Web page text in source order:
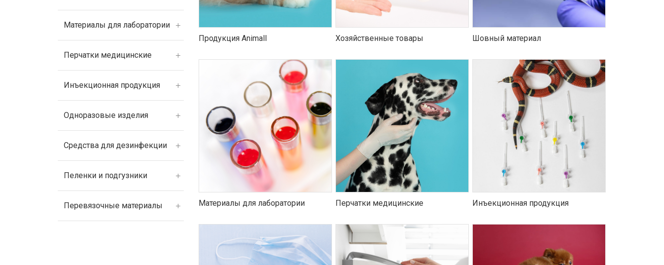
Материалы для лаборатории
Перчатки медицинские
Инъекционная продукция
Одноразовые изделия
Средства для дезинфекции
Пеленки и подгузники
Перевязочные материалы
Продукция Animall Хозяйственные товары Шовный материал
Материалы для лаборатории Перчатки медицинские Инъекционная продукция